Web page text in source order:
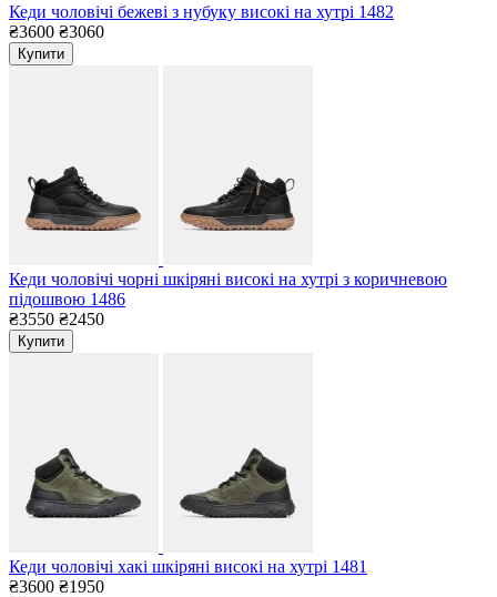
Кеди чоловічі бежеві з нубуку високі на хутрі 1482
₴3600 ₴3060
Купити
Кеди чоловічі чорні шкіряні високі на хутрі з коричневою
підошвою 1486
₴3550 ₴2450
Купити
Кеди чоловічі хакі шкіряні високі на хутрі 1481
₴3600 ₴1950